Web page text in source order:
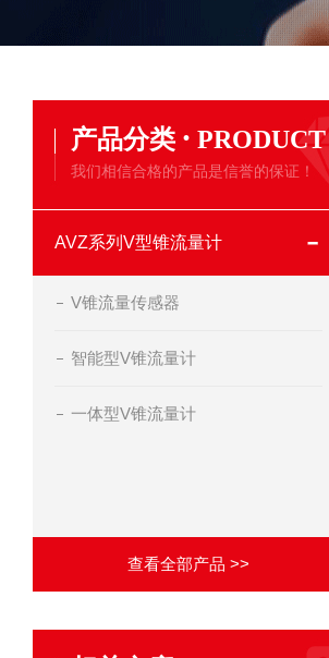
产品分类 · PRODUCT
我们相信合格的产品是信誉的保证！
AVZ系列V型锥流量计
V锥流量传感器
智能型V锥流量计
一体型V锥流量计
查看全部产品 >>